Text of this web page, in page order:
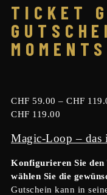
TICKET
CHF 59.00 – CHF
CHF 119.00
Magic-Loop – das
Konfigurieren Sie den
wählen Sie die
Gutschein kann in